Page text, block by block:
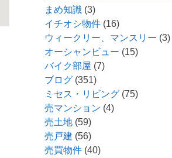
まめ知識 (3)
イチオシ物件 (16)
ウィークリー、マンスリー (3)
オーシャンビュー (15)
バイク部屋 (7)
ブログ (351)
ミセス・リビング (75)
売マンション (4)
売土地 (59)
売戸建 (56)
売買物件 (40)